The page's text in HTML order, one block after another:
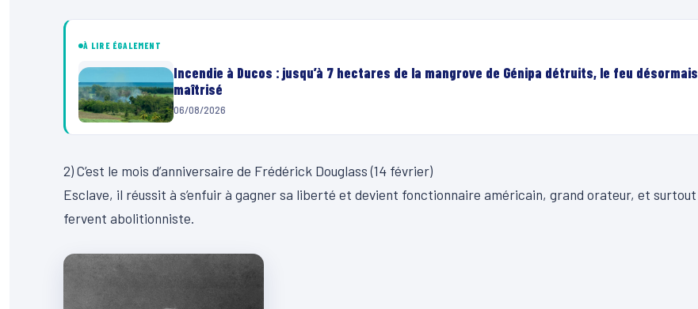
À LIRE ÉGALEMENT
Incendie à Ducos : jusqu’à 7 hectares de la mangrove de Génipa détruits, le feu désormais
maîtrisé
06/08/2026
2) C’est le mois d’anniversaire de Frédérick Douglass (14 février)
Esclave, il réussit à s’enfuir à gagner sa liberté et devient fonctionnaire américain, grand orateur, et surtout
fervent abolitionniste.